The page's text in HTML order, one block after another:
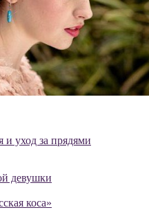
и уход за прядями
девушки
коса»